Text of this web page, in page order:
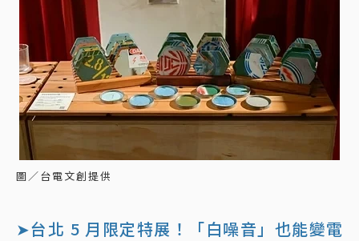
圖／台電文創提供
➤台北 5 月限定特展！「白噪音」也能變電